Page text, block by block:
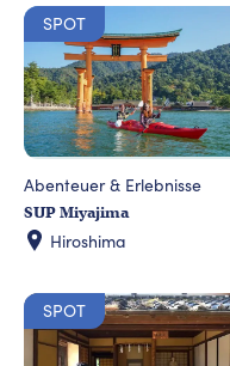
SPOT
Abenteuer & Erlebnisse
SUP Miyajima
Hiroshima
SPOT